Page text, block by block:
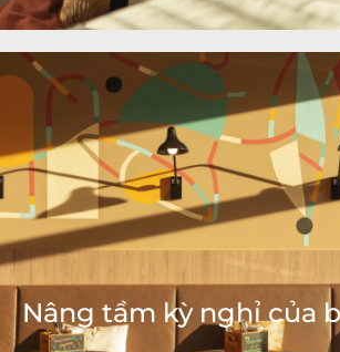
Nâng tầm kỳ nghỉ của